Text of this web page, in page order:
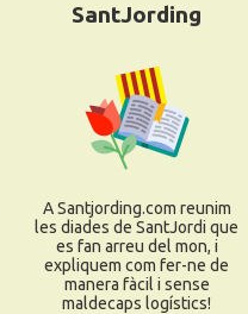
SantJording
A Santjording.com reunim
les diades de SantJordi que
es fan arreu del mon, i
expliquem com fer-ne de
manera fàcil i sense
maldecaps logí­stics!